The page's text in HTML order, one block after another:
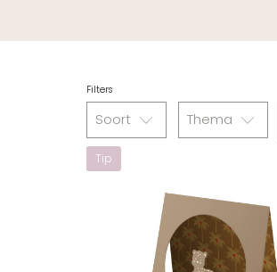
Filters
Soort Thema
Tip